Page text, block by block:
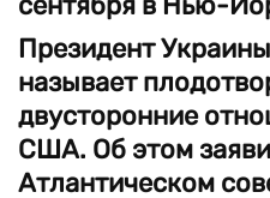
Президент
называет
двусторонние
США. Об этом
Атлантическом